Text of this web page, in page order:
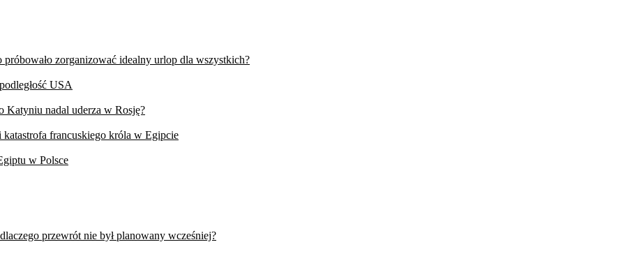
zorganizować idealny urlop dla wszystkich?
USA
Katyniu nadal uderza w Rosję?
francuskiego króla w Egipcie
w Polsce
przewrót nie był planowany wcześniej?